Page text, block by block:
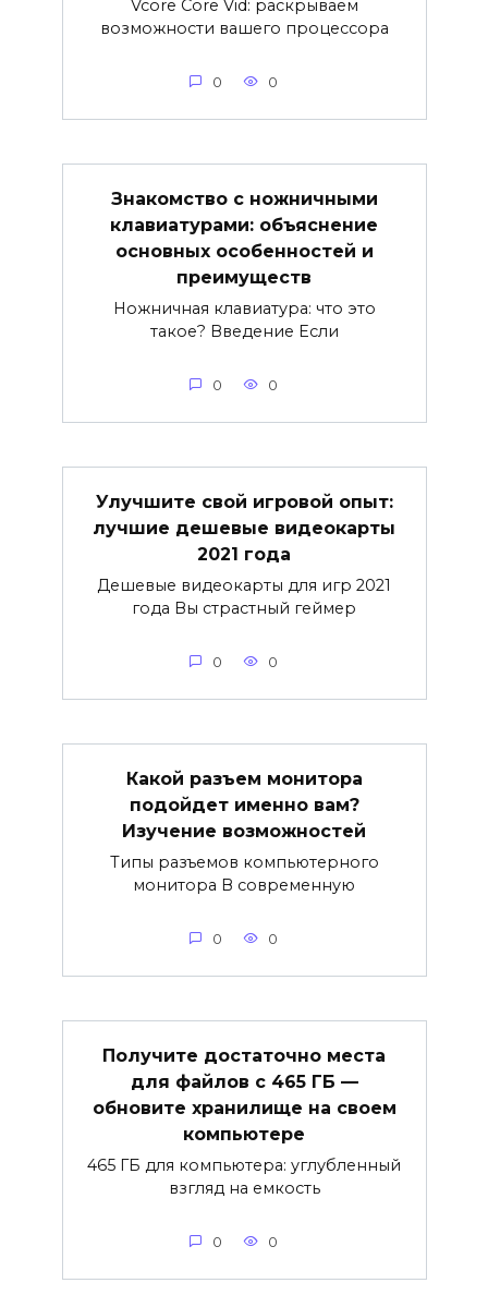
Vcore Core Vid: раскрываем
возможности вашего процессора
0 0
Знакомство с ножничными
клавиатурами: объяснение
основных особенностей и
преимуществ
Ножничная клавиатура: что это
такое? Введение Если
0 0
Улучшите свой игровой опыт:
лучшие дешевые видеокарты
2021 года
Дешевые видеокарты для игр 2021
года Вы страстный геймер
0 0
Какой разъем монитора
подойдет именно вам?
Изучение возможностей
Типы разъемов компьютерного
монитора В современную
0 0
Получите достаточно места
для файлов с 465 ГБ —
обновите хранилище на своем
компьютере
465 ГБ для компьютера: углубленный
взгляд на емкость
0 0